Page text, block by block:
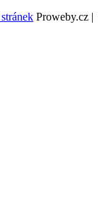
Proweby.cz |